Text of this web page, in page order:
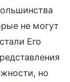
не могут
Его
но